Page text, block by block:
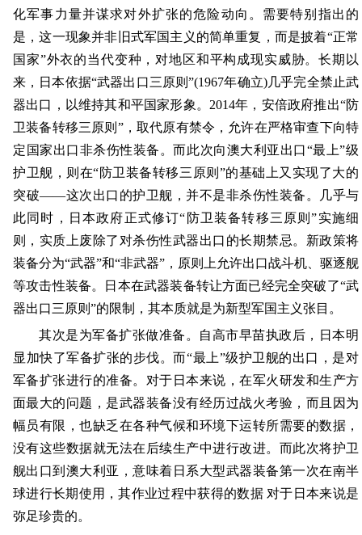
化军事力量并谋求对外扩张的危险动向。需要特别指出的
是，这一现象并非旧式军国主义的简单重复，而是披着“正常
国家”外衣的当代变种，对地区和平构成现实威胁。长期以
来，日本依据“武器出口三原则”(1967年确立)几乎完全禁止武
器出口，以维持其和平国家形象。2014年，安倍政府推出“防
卫装备转移三原则”，取代原有禁令，允许在严格审查下向特
定国家出口非杀伤性装备。而此次向澳大利亚出口“最上”级
护卫舰，则在“防卫装备转移三原则”的基础上又实现了大的
突破——这次出口的护卫舰，并不是非杀伤性装备。几乎与
此同时，日本政府正式修订“防卫装备转移三原则”实施细
则，实质上废除了对杀伤性武器出口的长期禁忌。新政策将
装备分为“武器”和“非武器”，原则上允许出口战斗机、驱逐舰
等攻击性装备。日本在武器装备转让方面已经完全突破了“武
器出口三原则”的限制，其本质就是为新型军国主义张目。
其次是为军备扩张做准备。自高市早苗执政后，日本明
显加快了军备扩张的步伐。而“最上”级护卫舰的出口，是对
军备扩张进行的准备。对于日本来说，在军火研发和生产方
面最大的问题，是武器装备没有经历过战火考验，而且因为
幅员有限，也缺乏在各种气候和环境下运转所需要的数据，
没有这些数据就无法在后续生产中进行改进。而此次将护卫
舰出口到澳大利亚，意味着日系大型武器装备第一次在南半
球进行长期使用，其作业过程中获得的数据 对于日本来说是
弥足珍贵的。